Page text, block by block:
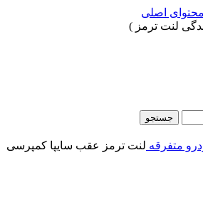
اصلی
لنت ترمز )
جستجو
متفرقه لنت ترمز عقب سایپا کمپرسی